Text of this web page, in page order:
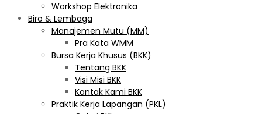
Workshop Elektronika
Biro & Lembaga
Manajemen Mutu (MM)
Pra Kata WMM
Bursa Kerja Khusus (BKK)
Tentang BKK
Visi Misi BKK
Kontak Kami BKK
Praktik Kerja Lapangan (PKL)